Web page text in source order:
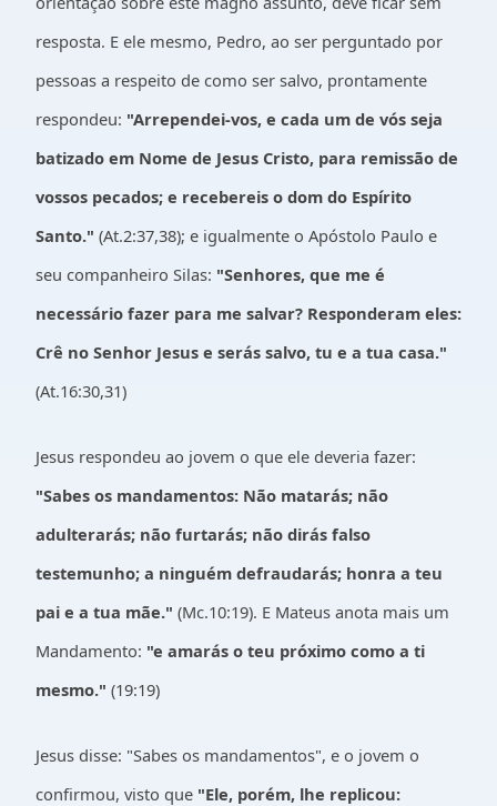
resposta. E ele mesmo, Pedro, ao ser perguntado por
pessoas a respeito de como ser salvo, prontamente
respondeu: "Arrependei-vos, e cada um de vós seja
batizado em Nome de Jesus Cristo, para remissão de
vossos pecados; e recebereis o dom do Espírito
Santo." (At.2:37,38); e igualmente o Apóstolo Paulo e
seu companheiro Silas: "Senhores, que me é
necessário fazer para me salvar? Responderam eles:
Crê no Senhor Jesus e serás salvo, tu e a tua casa."
(At.16:30,31)
Jesus respondeu ao jovem o que ele deveria fazer:
"Sabes os mandamentos: Não matarás; não
adulterarás; não furtarás; não dirás falso
testemunho; a ninguém defraudarás; honra a teu
pai e a tua mãe." (Mc.10:19). E Mateus anota mais um
Mandamento: "e amarás o teu próximo como a ti
mesmo." (19:19)
Jesus disse: "Sabes os mandamentos", e o jovem o
confirmou, visto que "Ele, porém, lhe replicou: